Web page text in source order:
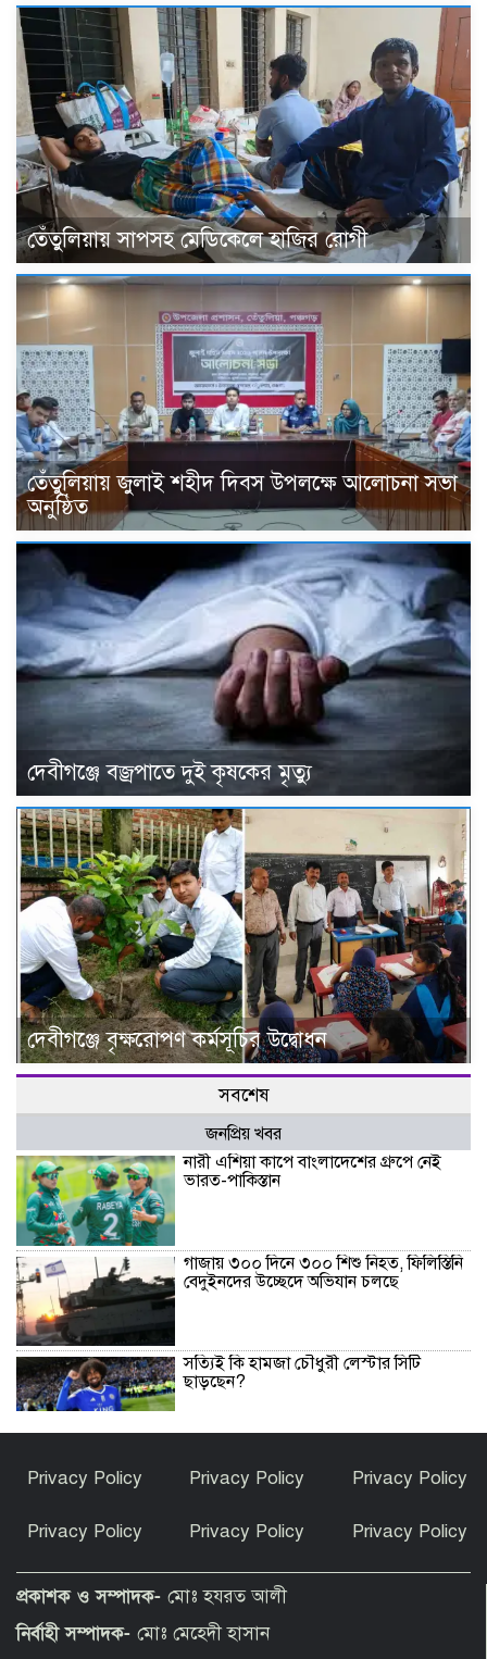
তেঁতুলিয়ায় সাপসহ মেডিকেলে হাজির রোগী
তেঁতুলিয়ায় জুলাই শহীদ দিবস উপলক্ষে আলোচনা সভা
অনুষ্ঠিত
দেবীগঞ্জে বজ্রপাতে দুই কৃষকের মৃত্যু
দেবীগঞ্জে বৃক্ষরোপণ কর্মসূচির উদ্বোধন
সবশেষ
জনপ্রিয় খবর
নারী এশিয়া কাপে বাংলাদেশের গ্রুপে নেই
ভারত-পাকিস্তান
গাজায় ৩০০ দিনে ৩০০ শিশু নিহত, ফিলিস্তিনি
বেদুইনদের উচ্ছেদে অভিযান চলছে
সত্যিই কি হামজা চৌধুরী লেস্টার সিটি
ছাড়ছেন?
Privacy Policy Privacy Policy Privacy Policy
Privacy Policy Privacy Policy Privacy Policy
প্রকাশক ও সম্পাদক- মোঃ হযরত আলী
নির্বাহী সম্পাদক- মোঃ মেহেদী হাসান